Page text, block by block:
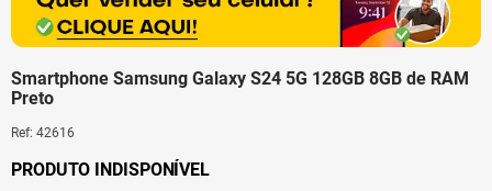
Smartphone Samsung Galaxy S24 5G 128GB 8GB de RAM
Preto
Ref: 42616
4º
ps4